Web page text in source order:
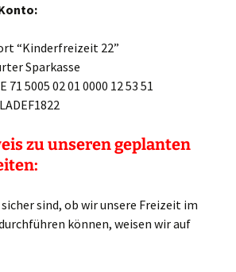
“Kinderfreizeit 22”
Sparkasse
71 5005 02 01 0000 12 53 51
zu unseren geplanten
sind, ob wir unsere Freizeit im
können, weisen wir auf